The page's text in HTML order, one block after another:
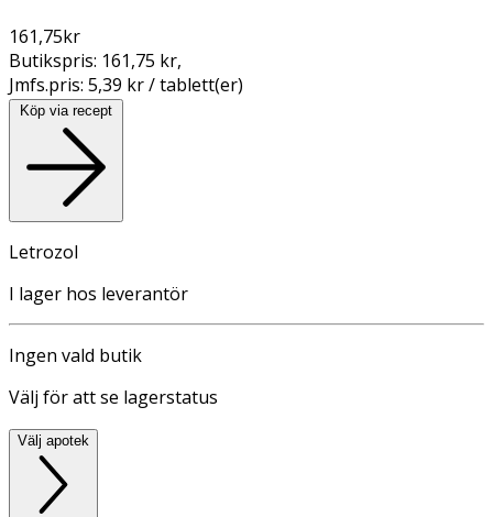
161,75kr
Butikspris: 161,75 kr,
Jmfs.pris: 5,39 kr / tablett(er)
Köp via recept
Letrozol
I lager hos leverantör
Ingen vald butik
Välj för att se lagerstatus
Välj apotek